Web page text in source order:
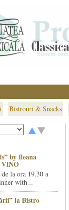
Bistrouri & Snacks
by Ileana
la ora 19.30 a
with...
la Bistro